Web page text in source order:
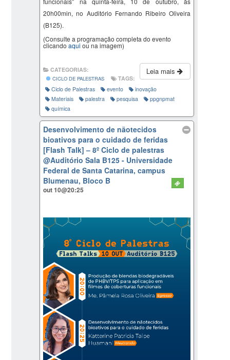
20h00min, no Auditório Fernando Ribeiro Oliveira
(B125).
(Consulte a programação completa do evento
clicandoaqui ou na imagem)
Leia mais
CATEGORIAS:
CICLO DE PALESTRAS
TAGS:
Ciclo de Palestras
evento
inovação
Materiais
palestra pesquisa
ppgnpmat
química
Desenvolvimento de nãotecidos
bioativos para o cuidado de feridas
[Flash Talk] – 8º Ciclo de palestras
@Auditório Sala B125 - Universidade
Federal de Santa Catarina, campus
Blumenau, Bloco B
out 10@20:25